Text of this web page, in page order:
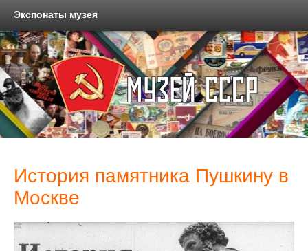
Экспонаты музея
История памятника Пушкину в
Москве